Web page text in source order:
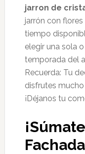
jarron de
jarrón con
tiempo
elegir una sola
temporada del
Recuerda: Tu
disfrutes
¡Déjanos tu